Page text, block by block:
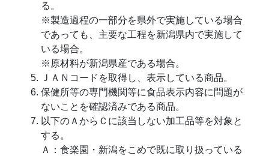
る。
※製造過程の一部分を県外で実施している場合
であっても、主要な工程を新潟県内で実施して
いる場合。
※原材料が新潟県産である場合。
ＪＡＮコードを取得し、表示している商品。
保健所等の専門機関等に食品表示内容に問題が
ないことを確認済みである商品。
以下のＡからＣに該当しない加工品等を対象と
する。
Ａ：食楽園・新潟をこめで既に取り扱っている